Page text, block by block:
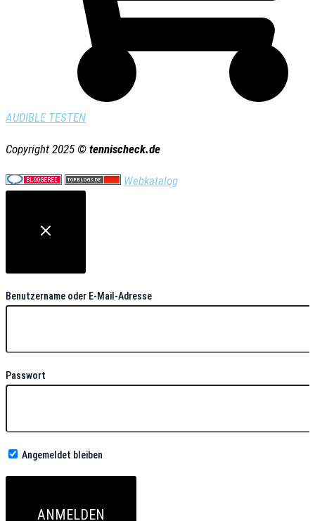
AUDIBLE TESTEN
Copyright 2025 © tennischeck.de
Webkatalog
Benutzername oder E-Mail-Adresse
Passwort
Angemeldet bleiben